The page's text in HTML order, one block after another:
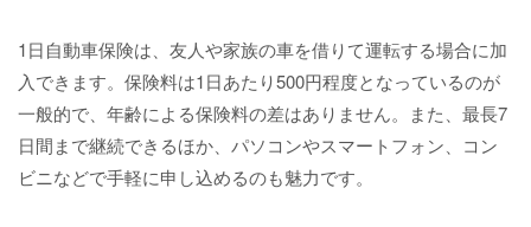
1日自動車保険は、友人や家族の車を借りて運転する場合に加
入できます。保険料は1日あたり500円程度となっているのが
一般的で、年齢による保険料の差はありません。また、最長7
日間まで継続できるほか、パソコンやスマートフォン、コン
ビニなどで手軽に申し込めるのも魅力です。